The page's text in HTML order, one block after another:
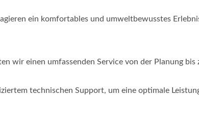
ein komfortables und umweltbewusstes
wir einen umfassenden Service von der Planung bis
technischen Support, um eine optimale